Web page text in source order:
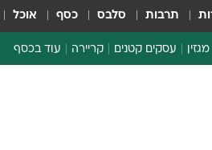
תרבות סלבס כסף אוכל
מגזין עסקים קטנים קריירה עוד בכסף